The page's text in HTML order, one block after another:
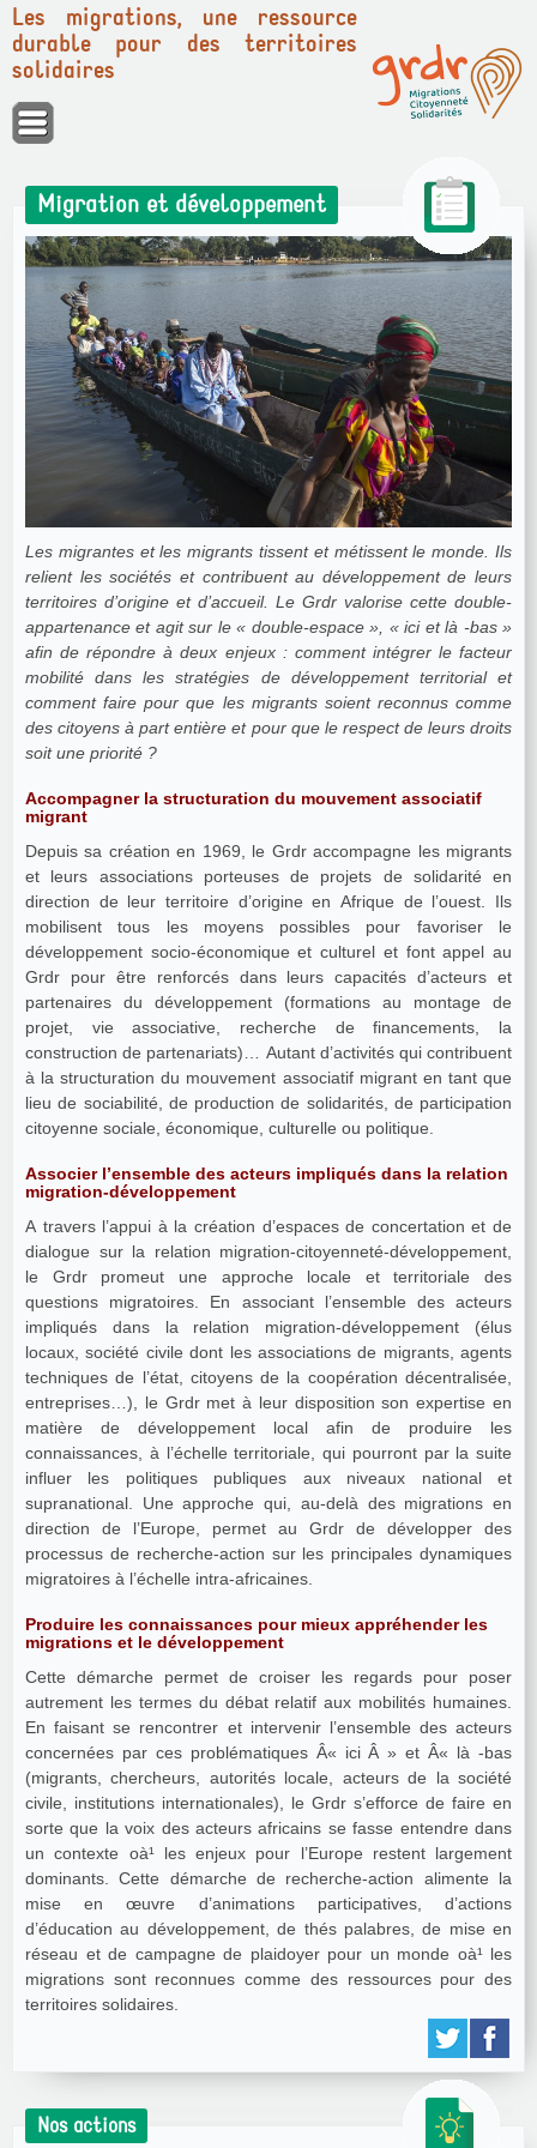
Panneau de gestion des cookies
Les migrations, une ressource
durable pour des territoires
solidaires
Migration et développement
Les migrantes et les migrants tissent et métissent le monde. Ils
relient les sociétés et contribuent au développement de leurs
territoires d’origine et d’accueil. Le Grdr valorise cette double-
appartenance et agit sur le « double-espace », « ici et là -bas »
afin de répondre à deux enjeux : comment intégrer le facteur
mobilité dans les stratégies de développement territorial et
comment faire pour que les migrants soient reconnus comme
des citoyens à part entière et pour que le respect de leurs droits
soit une priorité ?
Accompagner la structuration du mouvement associatif
migrant
Depuis sa création en 1969, le Grdr accompagne les migrants
et leurs associations porteuses de projets de solidarité en
direction de leur territoire d’origine en Afrique de l’ouest. Ils
mobilisent tous les moyens possibles pour favoriser le
développement socio-économique et culturel et font appel au
Grdr pour être renforcés dans leurs capacités d’acteurs et
partenaires du développement (formations au montage de
projet, vie associative, recherche de financements, la
construction de partenariats)… Autant d’activités qui contribuent
à la structuration du mouvement associatif migrant en tant que
lieu de sociabilité, de production de solidarités, de participation
citoyenne sociale, économique, culturelle ou politique.
Associer l’ensemble des acteurs impliqués dans la relation
migration-développement
A travers l’appui à la création d’espaces de concertation et de
dialogue sur la relation migration-citoyenneté-développement,
le Grdr promeut une approche locale et territoriale des
questions migratoires. En associant l’ensemble des acteurs
impliqués dans la relation migration-développement (élus
locaux, société civile dont les associations de migrants, agents
techniques de l’état, citoyens de la coopération décentralisée,
entreprises…), le Grdr met à leur disposition son expertise en
matière de développement local afin de produire les
connaissances, à l’échelle territoriale, qui pourront par la suite
influer les politiques publiques aux niveaux national et
supranational. Une approche qui, au-delà des migrations en
direction de l’Europe, permet au Grdr de développer des
processus de recherche-action sur les principales dynamiques
migratoires à l’échelle intra-africaines.
Produire les connaissances pour mieux appréhender les
migrations et le développement
Cette démarche permet de croiser les regards pour poser
autrement les termes du débat relatif aux mobilités humaines.
En faisant se rencontrer et intervenir l’ensemble des acteurs
concernées par ces problématiques Â« ici Â » et Â« là -bas
(migrants, chercheurs, autorités locale, acteurs de la société
civile, institutions internationales), le Grdr s’efforce de faire en
sorte que la voix des acteurs africains se fasse entendre dans
un contexte oà¹ les enjeux pour l’Europe restent largement
dominants. Cette démarche de recherche-action alimente la
mise en œuvre d’animations participatives, d’actions
d’éducation au développement, de thés palabres, de mise en
réseau et de campagne de plaidoyer pour un monde oà¹ les
migrations sont reconnues comme des ressources pour des
territoires solidaires.
Nos actions